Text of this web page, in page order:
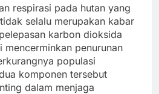
respirasi pada hutan yang
selalu merupakan kabar
karbon dioksida
mencerminkan penurunan
populasi
komponen tersebut
dalam menjaga